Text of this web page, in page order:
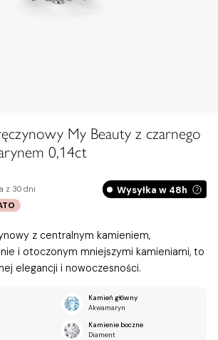
My Beauty z czarnego
0,14ct
z 30 dni Wysyłka w 48h
z centralnym kamieniem,
i otoczonym mniejszymi kamieniami, to
elegancji i nowoczesności.
Kamień główny
Akwamaryn
Kamienie boczne
Diament